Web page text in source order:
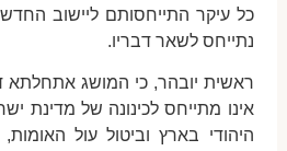
כל עיקר התייחסותם ליישוב
נתייחס לשאר דבריו.
ראשית יובהר, כי המושג אתחלתא
אינו מתייחס לכינונה של מדינת
היהודי בארץ וביטול עול